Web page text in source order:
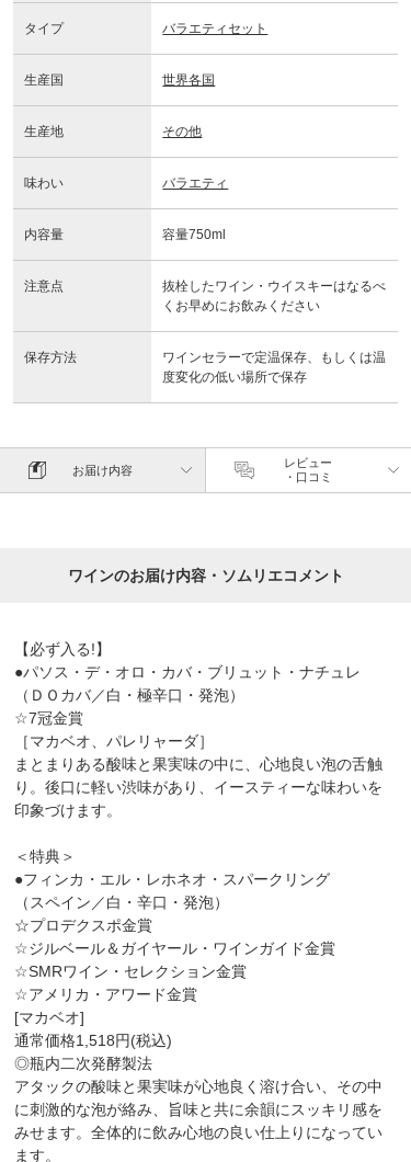
タイプ バラエティセット
生産国 世界各国
生産地 その他
味わい バラエティ
内容量 容量750ml
注意点
抜栓したワイン・ウイスキーはなるべ
くお早めにお飲みください
保存方法
ワインセラーで定温保存、もしくは温
度変化の低い場所で保存
お届け内容
レビュー
・口コミ
ワインのお届け内容・ソムリエコメント
【必ず入る!】
●パソス・デ・オロ・カバ・ブリュット・ナチュレ
（ＤＯカバ／白・極辛口・発泡）
☆7冠金賞
［マカベオ、パレリャーダ］
まとまりある酸味と果実味の中に、心地良い泡の舌触
り。後口に軽い渋味があり、イースティーな味わいを
印象づけます。
＜特典＞
●フィンカ・エル・レホネオ・スパークリング
（スペイン／白・辛口・発泡）
☆プロデクスポ金賞
☆ジルベール＆ガイヤール・ワインガイド金賞
☆SMRワイン・セレクション金賞
☆アメリカ・アワード金賞
[マカベオ]
通常価格1,518円(税込)
◎瓶内二次発酵製法
アタックの酸味と果実味が心地良く溶け合い、その中
に刺激的な泡が絡み、旨味と共に余韻にスッキリ感を
みせます。全体的に飲み心地の良い仕上りになってい
ます。